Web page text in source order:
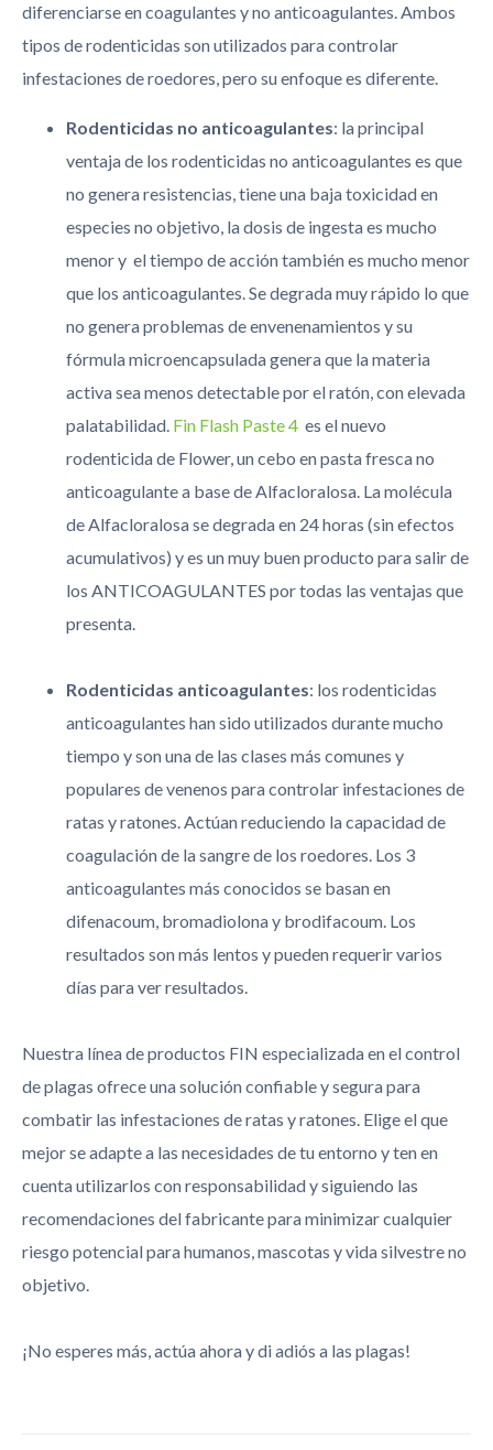
diferenciarse en coagulantes y no anticoagulantes. Ambos
tipos de rodenticidas son utilizados para controlar
infestaciones de roedores, pero su enfoque es diferente.
Rodenticidas no anticoagulantes: la principal
ventaja de los rodenticidas no anticoagulantes es que
no genera resistencias, tiene una baja toxicidad en
especies no objetivo, la dosis de ingesta es mucho
menor y el tiempo de acción también es mucho menor
que los anticoagulantes. Se degrada muy rápido lo que
no genera problemas de envenenamientos y su
fórmula microencapsulada genera que la materia
activa sea menos detectable por el ratón, con elevada
palatabilidad. Fin Flash Paste 4 es el nuevo
rodenticida de Flower, un cebo en pasta fresca no
anticoagulante a base de Alfacloralosa. La molécula
de Alfacloralosa se degrada en 24 horas (sin efectos
acumulativos) y es un muy buen producto para salir de
los ANTICOAGULANTES por todas las ventajas que
presenta.
Rodenticidas anticoagulantes: los rodenticidas
anticoagulantes han sido utilizados durante mucho
tiempo y son una de las clases más comunes y
populares de venenos para controlar infestaciones de
ratas y ratones. Actúan reduciendo la capacidad de
coagulación de la sangre de los roedores. Los 3
anticoagulantes más conocidos se basan en
difenacoum, bromadiolona y brodifacoum. Los
resultados son más lentos y pueden requerir varios
días para ver resultados.
Nuestra línea de productos FIN especializada en el control
de plagas ofrece una solución confiable y segura para
combatir las infestaciones de ratas y ratones. Elige el que
mejor se adapte a las necesidades de tu entorno y ten en
cuenta utilizarlos con responsabilidad y siguiendo las
recomendaciones del fabricante para minimizar cualquier
riesgo potencial para humanos, mascotas y vida silvestre no
objetivo.
¡No esperes más, actúa ahora y di adiós a las plagas!